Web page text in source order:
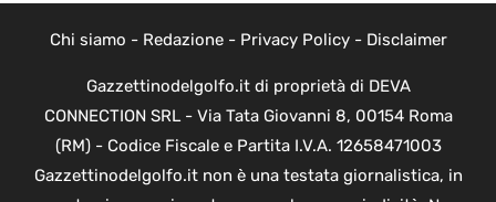
Chi siamo - Redazione- Privacy Policy- Disclaimer
Gazzettinodelgolfo.it di proprietà di DEVA
CONNECTION SRL - Via Tata Giovanni 8, 00154 Roma
(RM) - Codice Fiscale e Partita I.V.A. 12658471003
Gazzettinodelgolfo.it non è una testata giornalistica, in